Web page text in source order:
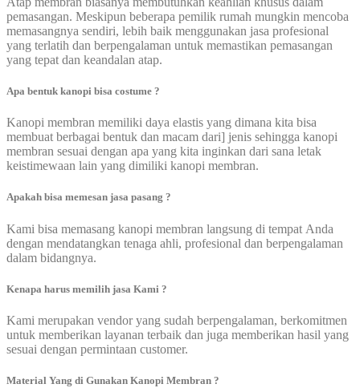
pemasangan. Meskipun beberapa pemilik rumah mungkin mencoba
memasangnya sendiri, lebih baik menggunakan jasa profesional
yang terlatih dan berpengalaman untuk memastikan pemasangan
yang tepat dan keandalan atap.
Apa bentuk kanopi bisa costume ?
Kanopi membran memiliki daya elastis yang dimana kita bisa
membuat berbagai bentuk dan macam dari] jenis sehingga kanopi
membran sesuai dengan apa yang kita inginkan dari sana letak
keistimewaan lain yang dimiliki kanopi membran.
Apakah bisa memesan jasa pasang ?
Kami bisa memasang kanopi membran langsung di tempat Anda
dengan mendatangkan tenaga ahli, profesional dan berpengalaman
dalam bidangnya.
Kenapa harus memilih jasa Kami ?
Kami merupakan vendor yang sudah berpengalaman, berkomitmen
untuk memberikan layanan terbaik dan juga memberikan hasil yang
sesuai dengan permintaan customer.
Material Yang di Gunakan Kanopi Membran ?